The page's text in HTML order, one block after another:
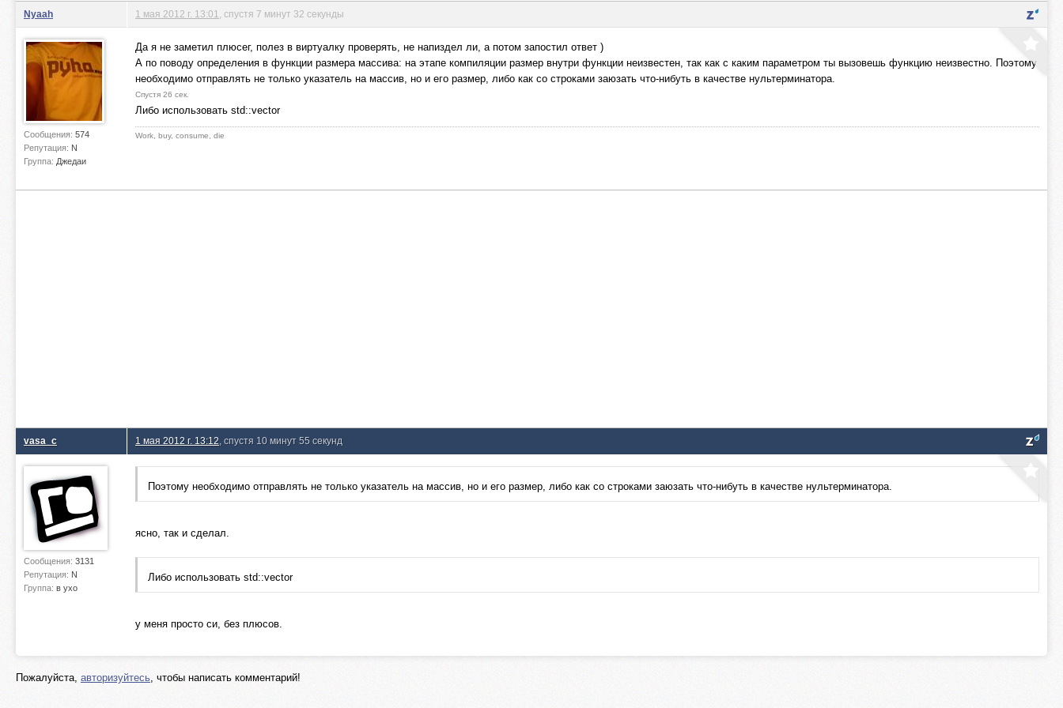
Nyaah
Сообщения: 574
Репутация: N
Группа: Джедаи
1 мая 2012 г. 13:01 , спустя 7 минут 32 секунды
Да я не заметил плюсег, полез в виртуалку проверять, не напиздел ли, а потом запостил ответ )
А по поводу определения в функции размера массива: на этапе компиляции размер внутри функции неизвестен, так как с каким параметром ты вызовешь функцию неизвестно. Поэтому
необходимо отправлять не только указатель на массив, но и его размер, либо как со строками заюзать что-нибуть в качестве нультерминатора.
Спустя 26 сек.
Либо использовать std::vector
Work, buy, consume, die
vasa_c
Сообщения: 3131
Репутация: N
Группа: в ухо
1 мая 2012 г. 13:12 , спустя 10 минут 55 секунд
Поэтому необходимо отправлять не только указатель на массив, но и его размер, либо как со строками заюзать что-нибуть в качестве нультерминатора.
ясно, так и сделал.
Либо использовать std::vector
у меня просто си, без плюсов.
Пожалуйста, авторизуйтесь, чтобы написать комментарий!